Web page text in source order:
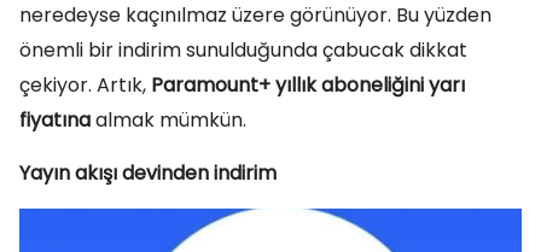
neredeyse kaçınılmaz üzere görünüyor. Bu yüzden
önemli bir indirim sunulduğunda çabucak dikkat
çekiyor. Artık, Paramount+ yıllık aboneliğini yarı
fiyatınaalmak mümkün.
Yayın akışı devinden indirim